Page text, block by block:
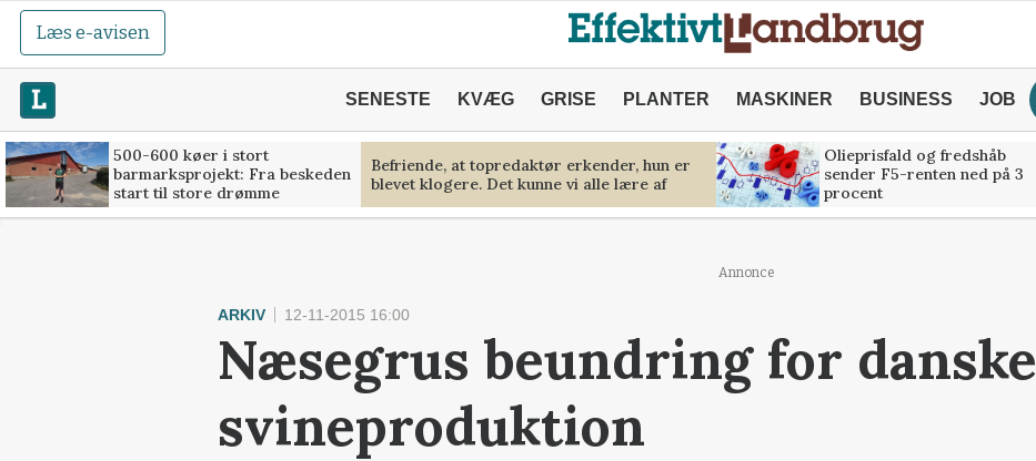
Læs e-avisen
SENESTE KVÆG GRISE PLANTER MASKINER BUSINESS JOB
500-600 køer i stort
barmarksprojekt: Fra beskeden
start til store drømme
Befriende, at topredaktør erkender, hun er
blevet klogere. Det kunne vi alle lære af
Olieprisfald og fredshåb
sender F5-renten ned på 3
procent
Annonce
ARKIV 12-11-2015 16:00
Næsegrus beundring for danske
svineproduktion